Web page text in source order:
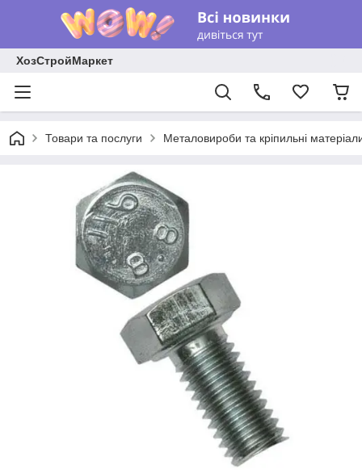
ХозСтройМаркет
Товари та послуги Металовироби та кріпильні